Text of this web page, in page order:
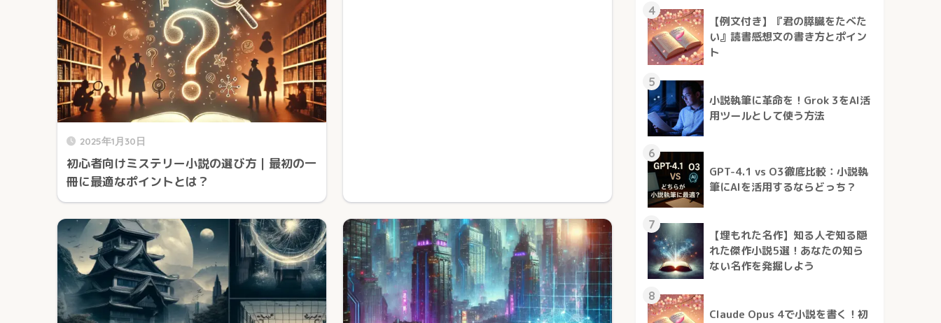
2025年1月30日
初心者向けミステリー小説の選び方｜最初の一
冊に最適なポイントとは？
4
【例文付き】『君の膵臓をたべた
い』読書感想文の書き方とポイン
ト
5
小説執筆に革命を！Grok 3をAI活
用ツールとして使う方法
6
GPT-4.1 vs O3徹底比較：小説執
筆にAIを活用するならどっち？
7
【埋もれた名作】知る人ぞ知る隠
れた傑作小説5選！あなたの知ら
ない名作を発掘しよう
8
Claude Opus 4で小説を書く！初